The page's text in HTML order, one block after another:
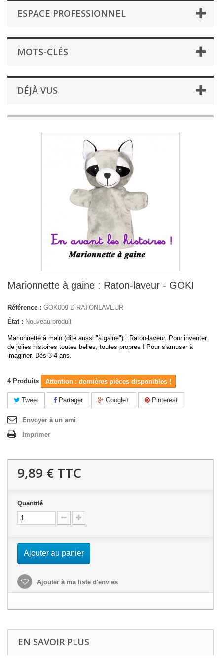
ESPACE PROFESSIONNEL
MOTS-CLÉS
DÉJÀ VUS
Marionnette à gaine : Raton-laveur - GOKI
Référence : GOK009-D-RATONLAVEUR
État : Nouveau produit
Marionnette à main (dite aussi "à gaine") : Raton-laveur. Pour inventer
de jolies histoires toutes belles, toutes propres ! Pour s'amuser à
imaginer. Dès 3-4 ans.
4 Produits Attention : dernières pièces disponibles !
Tweet Partager Google+ Pinterest
Envoyer à un ami
Imprimer
9,89 € TTC
Quantité
Ajouter au panier
Ajouter à ma liste d'envies
EN SAVOIR PLUS